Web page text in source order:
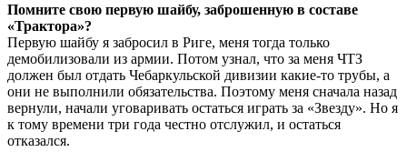
Помните свою первую шайбу, заброшенную в составе
«Трактора»?
Первую шайбу я забросил в Риге, меня тогда только
демобилизовали из армии. Потом узнал, что за меня ЧТЗ
должен был отдать Чебаркульской дивизии какие-то трубы, а
они не выполнили обязательства. Поэтому меня сначала назад
вернули, начали уговаривать остаться играть за «Звезду». Но я
к тому времени три года честно отслужил, и остаться
отказался.